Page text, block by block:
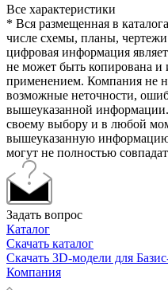
Все характеристики
* Вся размещенная в
числе схемы, планы, чертежи
цифровая информация
не может быть копирована и
применением. Компания не
возможные неточности,
вышеуказанной
своему выбору и в любой
вышеуказанную
могут не полностью
Задать вопрос
Каталог
Скачать каталог
Скачать 3D-модели для
Компания